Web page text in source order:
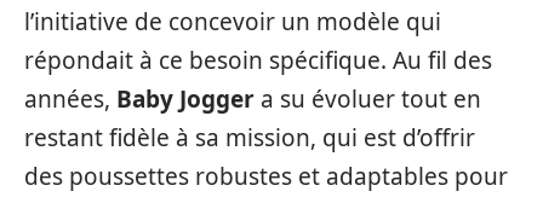
l’initiative de concevoir un modèle qui
répondait à ce besoin spécifique. Au fil des
années, Baby Jogger a su évoluer tout en
restant fidèle à sa mission, qui est d’offrir
des poussettes robustes et adaptables pour